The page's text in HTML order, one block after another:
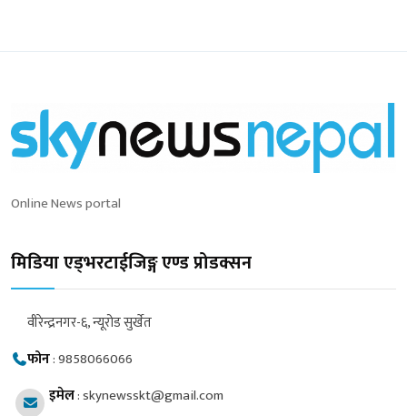
Online News portal
मिडिया एड्भरटाईजिङ्ग एण्ड प्रोडक्सन
वीरेन्द्रनगर-६, न्यूरोड सुर्खेत
फोन:9858066066
इमेल:skynewsskt@gmail.com